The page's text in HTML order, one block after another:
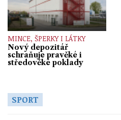
MINCE, ŠPERKY I LÁTKY
Nový depozitář
schraňuje pravěké i
středověké poklady
SPORT